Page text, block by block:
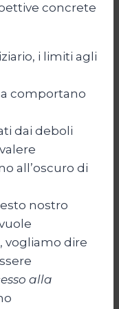
concrete
i limiti agli
comportano
dai deboli
all’oscuro di
nostro
vogliamo dire
alla